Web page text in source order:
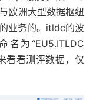
欧洲大型数据枢纽
业务的。itldc的波
为“EU5.ITLDC
看看测评数据，仅